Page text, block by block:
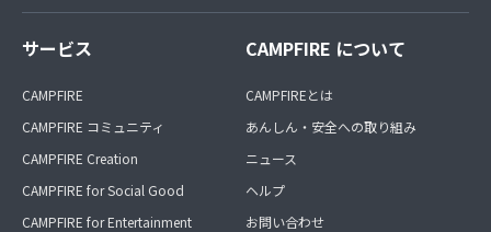
サービス
CAMPFIRE
CAMPFIRE コミュニティ
CAMPFIRE Creation
CAMPFIRE for Social Good
CAMPFIRE for Entertainment
CAMPFIRE について
CAMPFIREとは
あんしん・安全への取り組み
ニュース
ヘルプ
お問い合わせ